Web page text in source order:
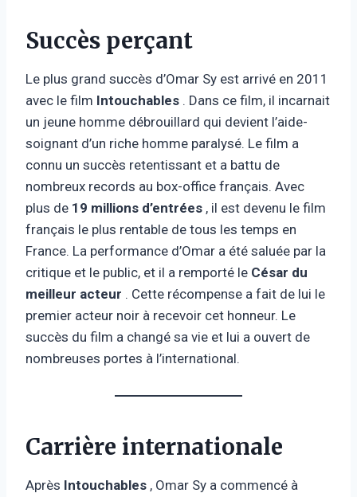
Succès perçant
Le plus grand succès d’Omar Sy est arrivé en 2011
avec le film Intouchables . Dans ce film, il incarnait
un jeune homme débrouillard qui devient l’aide-
soignant d’un riche homme paralysé. Le film a
connu un succès retentissant et a battu de
nombreux records au box-office français. Avec
plus de 19 millions d’entrées , il est devenu le film
français le plus rentable de tous les temps en
France. La performance d’Omar a été saluée par la
critique et le public, et il a remporté le César du
meilleur acteur . Cette récompense a fait de lui le
premier acteur noir à recevoir cet honneur. Le
succès du film a changé sa vie et lui a ouvert de
nombreuses portes à l’international.
Carrière internationale
Après Intouchables , Omar Sy a commencé à